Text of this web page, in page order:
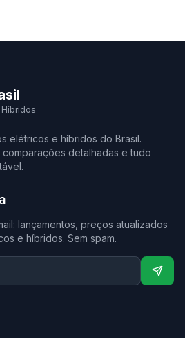
elétricos e híbridos do Brasil.
detalhadas e tudo
lançamentos, preços atualizados
e híbridos. Sem spam.